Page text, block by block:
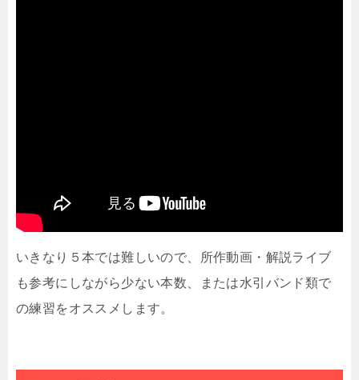
いきなり５本では難しいので、所作動画・解説ライブ
も参考にしながら少ない本数、または水引バンド類で
の練習をオススメします。